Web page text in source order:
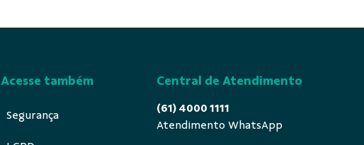
Acesse também
Segurança
Central de Atendimento
(61) 4000 1111
Atendimento WhatsApp